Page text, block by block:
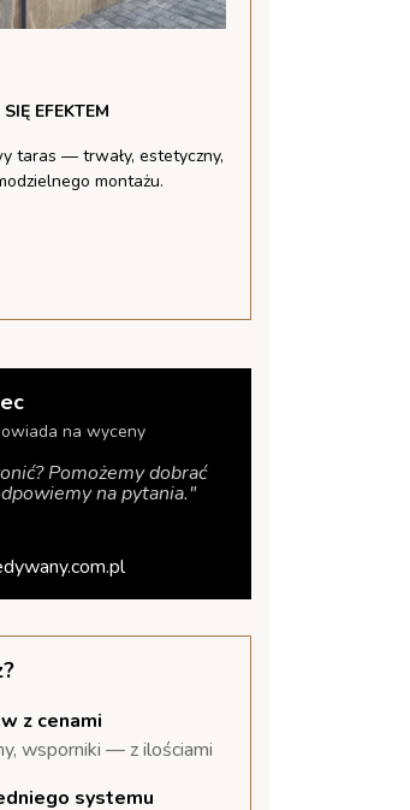
EFEKTEM
taras — trwały, estetyczny,
montażu.
na wyceny
Pomożemy dobrać
na pytania."
z cenami
wsporniki — z ilościami
systemu